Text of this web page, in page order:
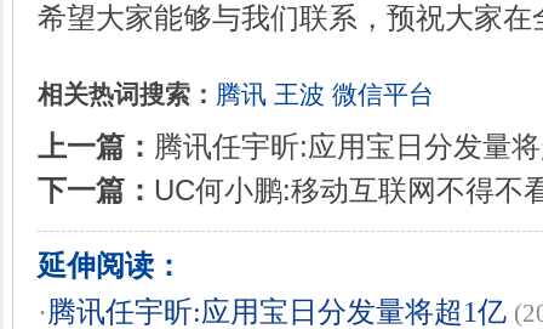
希望大家能够与我们联系，预祝大家
相关热词搜索： 腾讯 王波 微信平台
上一篇： 腾讯任宇昕:应用宝日分发量
下一篇： UC何小鹏:移动互联网不得不
延伸阅读：
·腾讯任宇昕:应用宝日分发量将超1亿